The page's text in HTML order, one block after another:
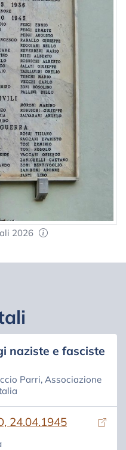
2026
naziste e fasciste
Parri, Associazione
24.04.1945